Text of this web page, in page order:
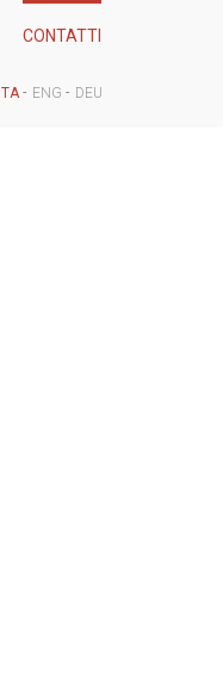
ITA- ENG - DEU
CONTATTI